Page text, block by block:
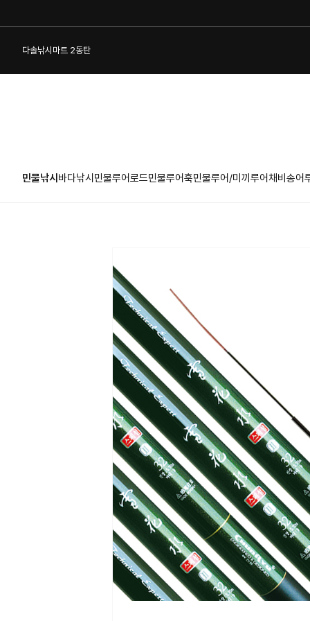
다솔낚시마트 2동탄
민물낚시 바다낚시 민물루어로드민물루어훅민물루어/미끼 루어채비 송어